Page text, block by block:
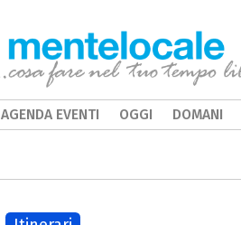
AGENDA EVENTI OGGI DOMANI